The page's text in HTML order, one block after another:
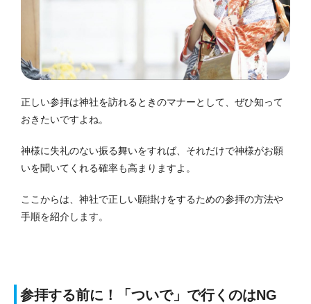
正しい参拝は神社を訪れるときのマナーとして、ぜひ知って
おきたいですよね。
神様に失礼のない振る舞いをすれば、それだけで神様がお願
いを聞いてくれる確率も高まりますよ。
ここからは、神社で正しい願掛けをするための参拝の方法や
手順を紹介します。
参拝する前に！「ついで」で行くのはNG